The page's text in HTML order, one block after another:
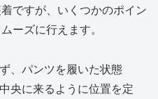
ですが、いくつかのポイン
ーズに行えます。
、パンツを履いた状態
央に来るように位置を定